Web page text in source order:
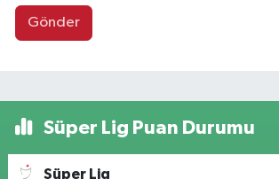
Gönder
Süper Lig Puan Durumu
Süper Lig